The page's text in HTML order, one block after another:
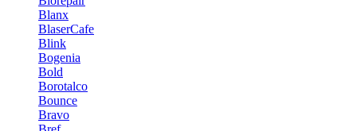
Blanx
BlaserCafe
Blink
Bogenia
Bold
Borotalco
Bounce
Bravo